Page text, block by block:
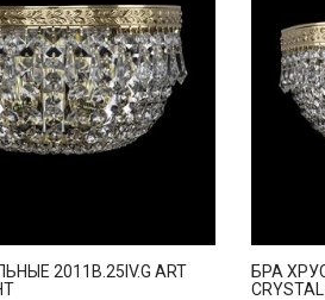
2011B.25IV.G ART
БРА